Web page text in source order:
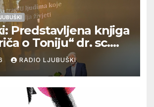
Predstavljena knjiga
o Toniju“ dr. sc.
RADIO LJUBUŠKI